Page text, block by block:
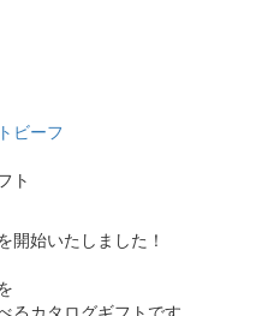
ビーフ
ト
開始いたしました！
カタログギフトです。